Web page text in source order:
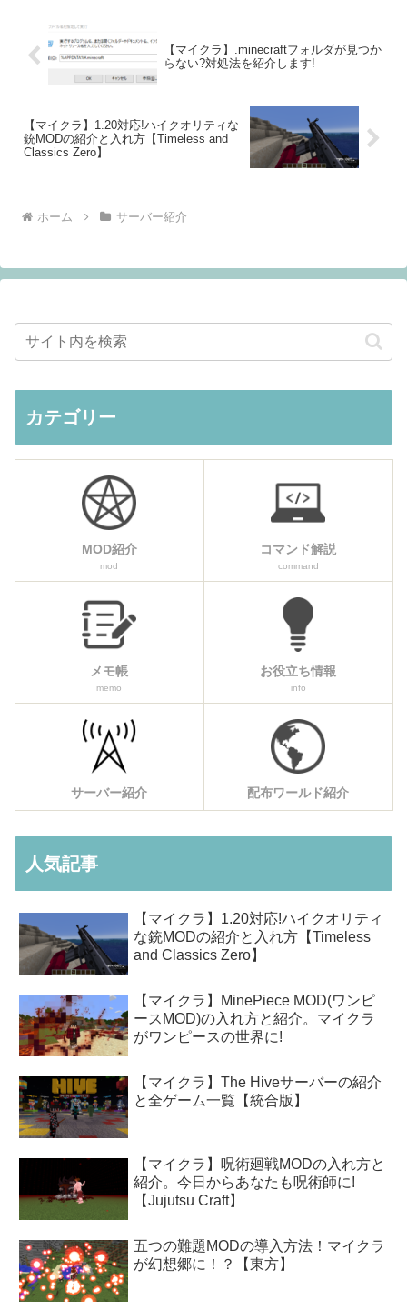
【マイクラ】.minecraftフォルダが見つか
らない?対処法を紹介します!
【マイクラ】1.20対応!ハイクオリティな
銃MODの紹介と入れ方【Timeless and
Classics Zero】
ホーム サーバー紹介
カテゴリー
MOD紹介
mod
コマンド解説
command
メモ帳
memo
お役立ち情報
info
サーバー紹介 配布ワールド紹介
人気記事
【マイクラ】1.20対応!ハイクオリティ
な銃MODの紹介と入れ方【Timeless
and Classics Zero】
【マイクラ】MinePiece MOD(ワンピ
ースMOD)の入れ方と紹介。マイクラ
がワンピースの世界に!
【マイクラ】The Hiveサーバーの紹介
と全ゲーム一覧【統合版】
【マイクラ】呪術廻戦MODの入れ方と
紹介。今日からあなたも呪術師に!
【Jujutsu Craft】
五つの難題MODの導入方法！マイクラ
が幻想郷に！？【東方】